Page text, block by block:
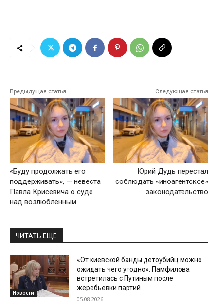
Предыдущая статья
«Буду продолжать его
поддерживать», — невеста
Павла Крисевича о суде
над возлюбленным
Следующая статья
Юрий Дудь перестал
соблюдать «иноагентское»
законодательство
ЧИТАТЬ ЕЩЕ
Новости
«От киевской банды детоубийц можно
ожидать чего угодно». Памфилова
встретилась с Путиным после
жеребьевки партий
05.08.2026